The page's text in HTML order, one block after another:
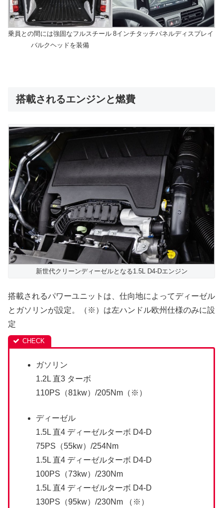
乗員との間には強固なフルスチール
バルクヘッドを装備
8インチタッチパネルディスプレイ
搭載されるエンジンと燃費
新世代クリーンディーゼルとなる1.5L D4-Dエンジン
搭載されるパワーユニットは、仕向地によってディーゼル
とガソリンが設定。（※）は左ハンドル欧州仕様のみに設
定
ガソリン
1.2L 直3 ターボ
110PS（81kw）/205Nm（※）
ディーゼル
1.5L 直4 ディーゼルターボ D4-D
75PS（55kw）/254Nm
1.5L 直4 ディーゼルターボ D4-D
100PS（73kw）/230Nm
1.5L 直4 ディーゼルターボ D4-D
130PS（95kw）/230Nm （※）